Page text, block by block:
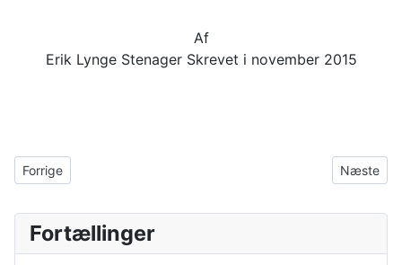
Af
Erik Lynge Stenager Skrevet i november 2015
Forrige artikel: Nybyggerne fra Randbøl Hede
Forrige Næste
Næste
Fortællinger